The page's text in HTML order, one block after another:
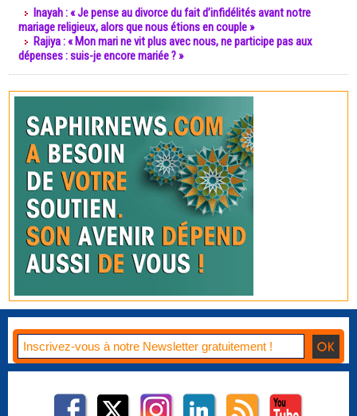
Inayah : « Je pense au divorce du fait d’infidélités avant notre
mariage religieux, alors que nous étions en couple »
Rajiya : « Mon mari ne vit plus avec nous, ne participe pas aux
dépenses : suis-je encore mariée ? »